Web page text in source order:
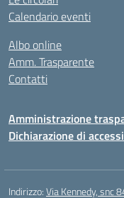
Calendario eventi
Albo online
Amm. Trasparente
Contatti
Amministrazione
Dichiarazione di
Indirizzo:Via Kennedy, snc